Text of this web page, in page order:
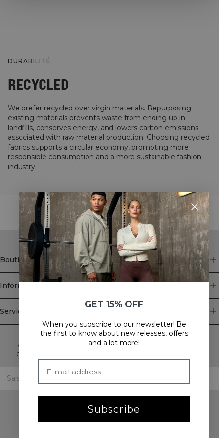
DURABILITÉ
RECYCLED
We prefer recycled over virgin materials. Repurposing
existing materials prevents waste from ending up in
landfills, conserves energy, and lowers carbon emissions
associated with raw material production. Choosing recycled
fabrics supports a circular economy, promoting more
responsible consumption and a more sustainable fashion
industry.
STYLE WITH
Boutique
Information
Service client
Newsletter
Abonnez-vous à notre newsletter! Recevez des offres
exclusives, nos dernières nouvelles et bien plus encore.
GET 15% OFF
When you subscribe to our newsletter! Be
the first to know about new releases, offers
and a lot more!
Subscribe